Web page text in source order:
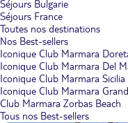
Séjours Bulgarie
Séjours France
Toutes nos destinations
Nos Best-sellers
Iconique Club Marmara
Iconique Club Marmara Del
Iconique Club Marmara Sicilia
Iconique Club Marmara
Club Marmara Zorbas Beach
Tous nos Best-sellers